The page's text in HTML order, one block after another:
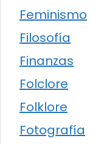
Feminismo
Filosofía
Finanzas
Folclore
Folklore
Fotografía